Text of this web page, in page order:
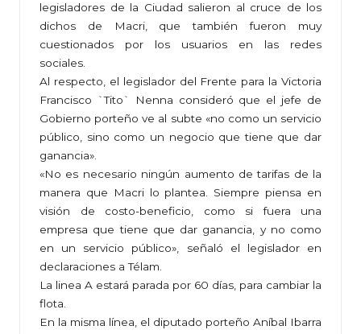
legisladores de la Ciudad salieron al cruce de los
dichos de Macri, que también fueron muy
cuestionados por los usuarios en las redes
sociales.
Al respecto, el legislador del Frente para la Victoria
Francisco `Tito` Nenna consideró que el jefe de
Gobierno porteño ve al subte «no como un servicio
público, sino como un negocio que tiene que dar
ganancia».
«No es necesario ningún aumento de tarifas de la
manera que Macri lo plantea. Siempre piensa en
visión de costo-beneficio, como si fuera una
empresa que tiene que dar ganancia, y no como
en un servicio público», señaló el legislador en
declaraciones a Télam.
La linea A estará parada por 60 días, para cambiar la
flota.
En la misma línea, el diputado porteño Aníbal Ibarra